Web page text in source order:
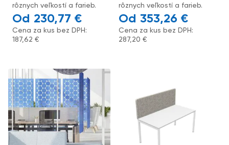
rôznych veľkostí a farieb.
230,77 €
Cena za kus bez DPH:
187,62€
rôznych veľkostí a farieb.
353,26 €
Cena za kus bez DPH:
287,20€